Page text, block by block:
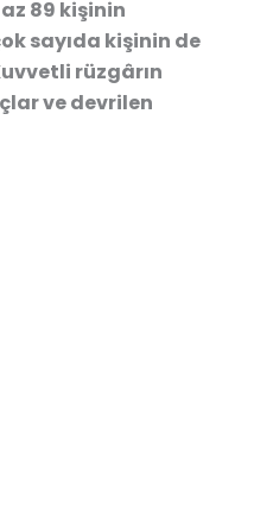
89 kişinin
sayıda kişinin de
rüzgârın
ve devrilen